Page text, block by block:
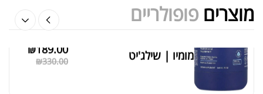
מוצרים פופולריים
מציג 1–6 מתוך 524 תוצאות
סידור ברירת מחדל
מומיו | שילג'יט ₪330.00
₪189.00